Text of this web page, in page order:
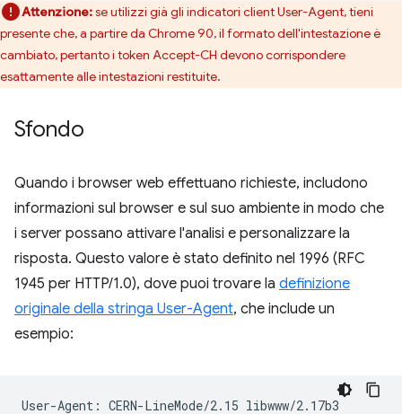
Attenzione:se utilizzi già gli indicatori client User-Agent, tieni
presente che, a partire da Chrome 90, il formato dell'intestazione è
cambiato, pertanto i token Accept-CH devono corrispondere
esattamente alle intestazioni restituite.
Sfondo
Quando i browser web effettuano richieste, includono
informazioni sul browser e sul suo ambiente in modo che
i server possano attivare l'analisi e personalizzare la
risposta. Questo valore è stato definito nel 1996 (RFC
1945 per HTTP/1.0), dove puoi trovare la definizione
originale della stringa User-Agent, che include un
esempio: